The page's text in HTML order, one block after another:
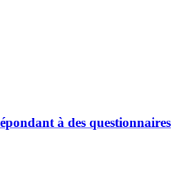
à des questionnaires